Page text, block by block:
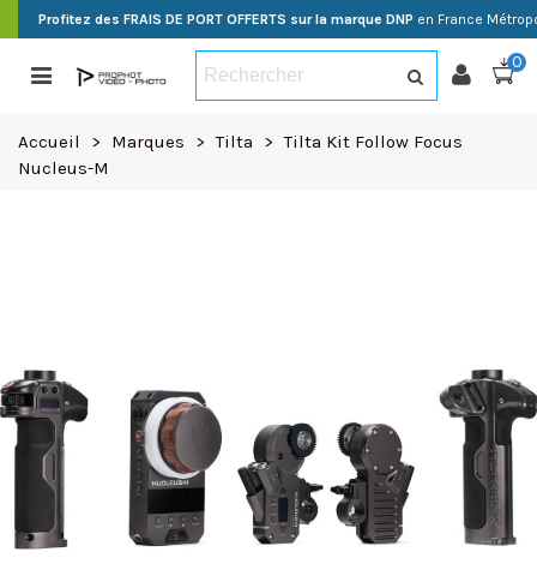
Profitez des FRAIS DE PORT OFFERTS sur la marque DNP en France
0
Accueil > Marques > Tilta > Tilta Kit Follow Focus
Nucleus-M